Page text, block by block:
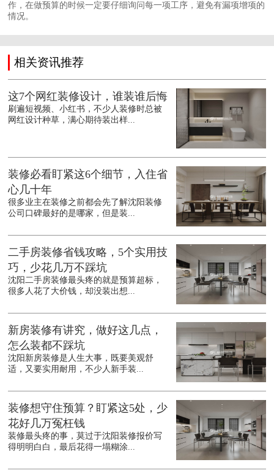
作，在做预算的时候一定要仔细询问每一项工序，避免有漏项增项的
情况。
相关资讯推荐
这7个网红装修设计，谁装谁后悔
刷遍短视频、小红书，不少人装修时总被
网红设计种草，满心期待装出样...
装修必看盯紧这6个细节，入住省
心几十年
很多业主在装修之前都会先了解沈阳装修
公司口碑最好的是哪家，但是装...
二手房装修省钱攻略，5个实用技
巧，少花几万不踩坑
沈阳二手房装修最头疼的就是预算超标，
很多人花了大价钱，却没装出想...
新房装修有讲究，做好这几点，
怎么装都不踩坑
沈阳新房装修是人生大事，既要美观舒
适，又要实用耐用，不少人新手装...
装修想守住预算？盯紧这5处，少
花好几万冤枉钱
装修最头疼的事，莫过于沈阳装修报价写
得明明白白，最后花得一塌糊涂...